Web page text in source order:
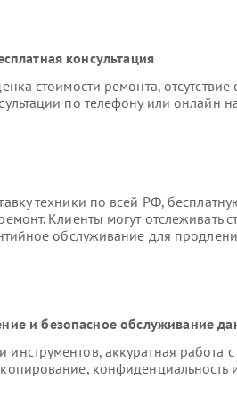
консультация
стоимости ремонта, отсутствие
по телефону или онлайн
техники по всей РФ,
Клиенты могут отслеживать
обслуживание для
и безопасное обслуживание
аккуратная работа с
конфиденциальность